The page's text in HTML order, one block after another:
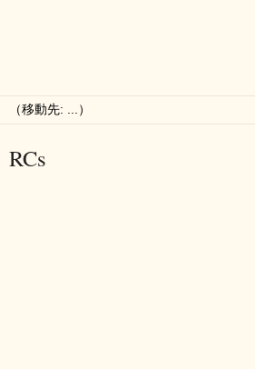
RCs